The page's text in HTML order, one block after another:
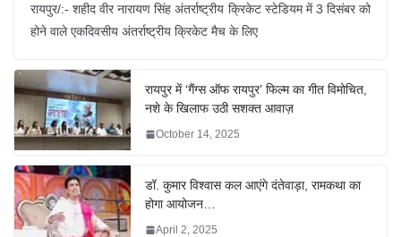
रायपुर/:- शहीद वीर नारायण सिंह अंतर्राष्ट्रीय क्रिकेट स्टेडियम में 3 दिसंबर को
होने वाले एकदिवसीय अंतर्राष्ट्रीय क्रिकेट मैच के लिए
रायपुर में ‘गैंग्स ऑफ रायपुर’ फिल्म का गीत विमोचित,
नशे के खिलाफ उठी सशक्त आवाज़
October 14, 2025
डॉ. कुमार विश्वास कल आएंगे दंतेवाड़ा, रामकथा का
होगा आयोजन…
April 2, 2025